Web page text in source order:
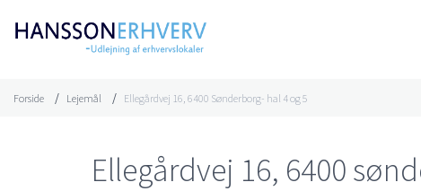
Forside Lejemål Ellegårdvej 16, 6400 Sønderborg- hal 4 og 5
Ellegårdvej 16, 6400